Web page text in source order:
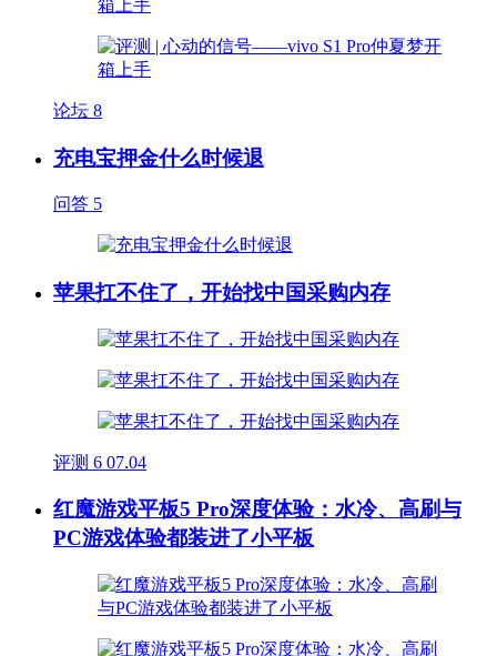
论坛 8
充电宝押金什么时候退
问答 5
苹果扛不住了，开始找中国采购内存
评测 6 07.04
红魔游戏平板5 Pro深度体验：水冷、高刷与
PC游戏体验都装进了小平板